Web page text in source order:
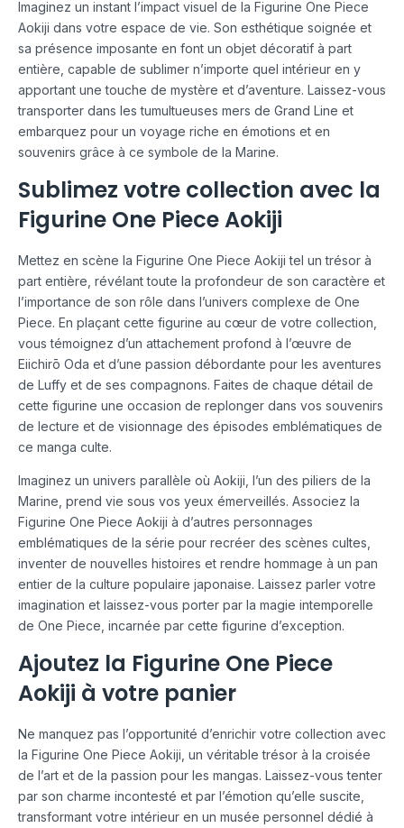
Imaginez un instant l’impact visuel de la Figurine One Piece
Aokiji dans votre espace de vie. Son esthétique soignée et
sa présence imposante en font un objet décoratif à part
entière, capable de sublimer n’importe quel intérieur en y
apportant une touche de mystère et d’aventure. Laissez-vous
transporter dans les tumultueuses mers de Grand Line et
embarquez pour un voyage riche en émotions et en
souvenirs grâce à ce symbole de la Marine.
Sublimez votre collection avec la
Figurine One Piece Aokiji
Mettez en scène la Figurine One Piece Aokiji tel un trésor à
part entière, révélant toute la profondeur de son caractère et
l’importance de son rôle dans l’univers complexe de One
Piece. En plaçant cette figurine au cœur de votre collection,
vous témoignez d’un attachement profond à l’œuvre de
Eiichirō Oda et d’une passion débordante pour les aventures
de Luffy et de ses compagnons. Faites de chaque détail de
cette figurine une occasion de replonger dans vos souvenirs
de lecture et de visionnage des épisodes emblématiques de
ce manga culte.
Imaginez un univers parallèle où Aokiji, l’un des piliers de la
Marine, prend vie sous vos yeux émerveillés. Associez la
Figurine One Piece Aokiji à d’autres personnages
emblématiques de la série pour recréer des scènes cultes,
inventer de nouvelles histoires et rendre hommage à un pan
entier de la culture populaire japonaise. Laissez parler votre
imagination et laissez-vous porter par la magie intemporelle
de One Piece, incarnée par cette figurine d’exception.
Ajoutez la Figurine One Piece
Aokiji à votre panier
Ne manquez pas l’opportunité d’enrichir votre collection avec
la Figurine One Piece Aokiji, un véritable trésor à la croisée
de l’art et de la passion pour les mangas. Laissez-vous tenter
par son charme incontesté et par l’émotion qu’elle suscite,
transformant votre intérieur en un musée personnel dédié à